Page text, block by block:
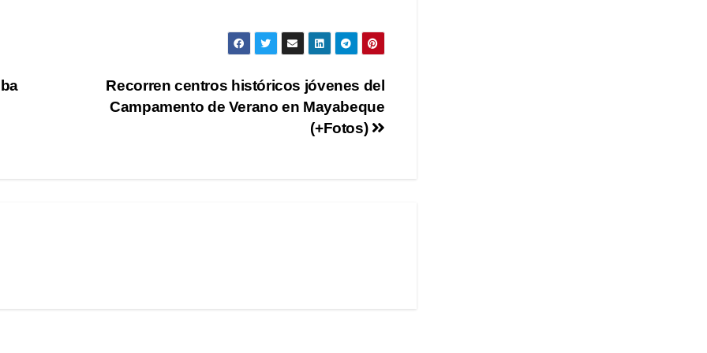
Recorren centros históricos jóvenes del
Campamento de Verano en Mayabeque
(+Fotos)